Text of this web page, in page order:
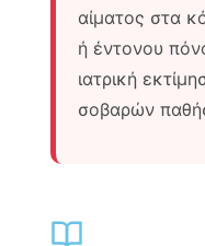
αίματος στα
ή έντονου
ιατρική
σοβαρών